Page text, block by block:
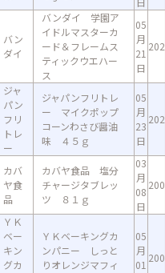
バン
ダイ
バンダイ 学園ア
イドルマスターカ
ード＆フレームス
ティックウエハー
ス
05
月
21
日
202
ジャ
パン
フリ
トレ
ー
ジャパンフリトレ
ー マイクポップ
コーンわさび醤油
味 ４５ｇ
05
月
23
日
202
カバ
ヤ食
品
カバヤ食品 塩分
チャージタブレッ
ツ ８１ｇ
03
月
08
日
200
ＹＫ
ベー
キン
グカ
ＹＫベーキングカ
ンパニー しっと
りオレンジマフィ
05
月
01
200